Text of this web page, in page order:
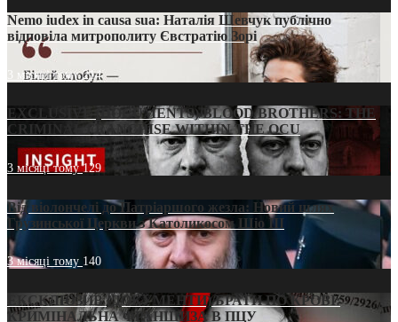
Nemo iudex in causa sua: Наталія Шевчук публічно
відповіла митрополиту Євстратію Зорі
3 місяці тому214
EXCLUSIVE (DOCUMENTS)/BLOOD BROTHERS: THE
CRIMINAL FRANCHISE WITHIN THE OCU
3 місяці тому129
Від віолончелі до Патріаршого жезла: Новий шлях
Грузинської Церкви з Католикосом Шіо III
3 місяці тому 140
ЕКСКЛЮЗИВ (ДОКУМЕНТИ)/БРАТИ ПО КРОВІ:
КРИМІНАЛЬНА ФРАНШИЗА В ПЦУ